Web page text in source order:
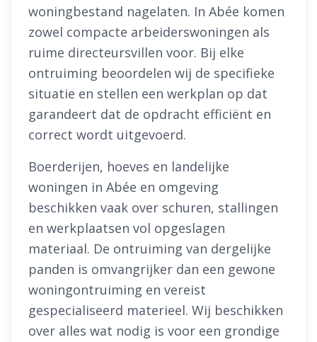
woningbestand nagelaten. In Abée komen
zowel compacte arbeiderswoningen als
ruime directeursvillen voor. Bij elke
ontruiming beoordelen wij de specifieke
situatie en stellen een werkplan op dat
garandeert dat de opdracht efficiënt en
correct wordt uitgevoerd.
Boerderijen, hoeves en landelijke
woningen in Abée en omgeving
beschikken vaak over schuren, stallingen
en werkplaatsen vol opgeslagen
materiaal. De ontruiming van dergelijke
panden is omvangrijker dan een gewone
woningontruiming en vereist
gespecialiseerd materieel. Wij beschikken
over alles wat nodig is voor een grondige